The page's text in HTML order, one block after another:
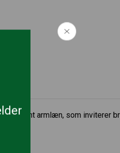
samt armlæn, som inviterer